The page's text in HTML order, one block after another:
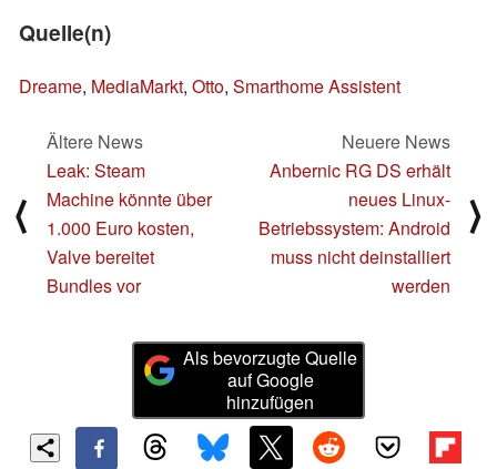
Quelle(n)
Dreame, MediaMarkt, Otto, Smarthome Assistent
⟨
Ältere News
Leak: Steam
Machine könnte über
1.000 Euro kosten,
Valve bereitet
Bundles vor
Neuere News
Anbernic RG DS erhält
neues Linux-
Betriebssystem: Android
muss nicht deinstalliert
werden
⟩
Als bevorzugte Quelle
auf Google
hinzufügen